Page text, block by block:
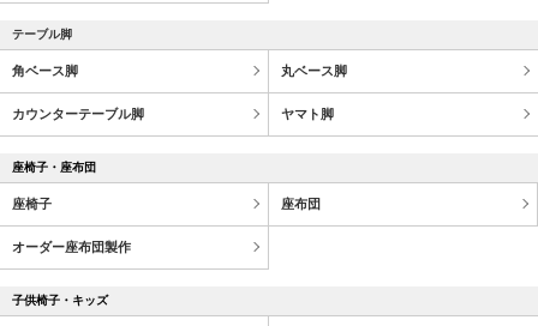
テーブル脚
角ベース脚 丸ベース脚
カウンターテーブル脚 ヤマト脚
座椅子・座布団
座椅子 座布団
オーダー座布団製作
子供椅子・キッズ